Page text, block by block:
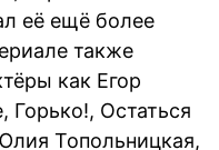
её ещё более
также
как Егор
Остаться
Топольницкая,